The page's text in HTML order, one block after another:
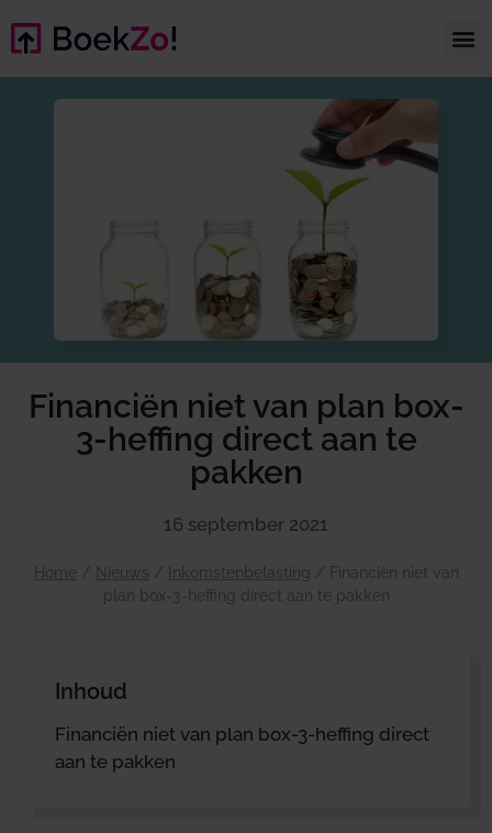
Financiën niet van plan box-
3-heffing direct aan te
pakken
16 september 2021
Home / Nieuws / Inkomstenbelasting / Financiën niet van
plan box-3-heffing direct aan te pakken
Inhoud
Financiën niet van plan box-3-heffing direct
aan te pakken